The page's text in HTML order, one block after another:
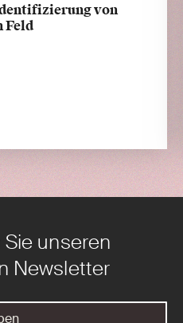
von
Feld
unseren
Newsletter